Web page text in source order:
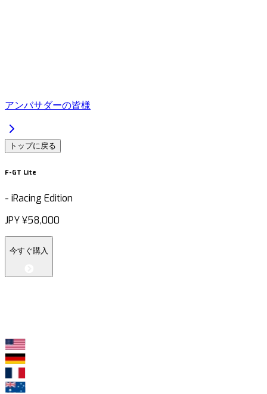
アンバサダーの皆様
トップに戻る
F-GT Lite
- iRacing Edition
JPY¥58,000
今すぐ購入